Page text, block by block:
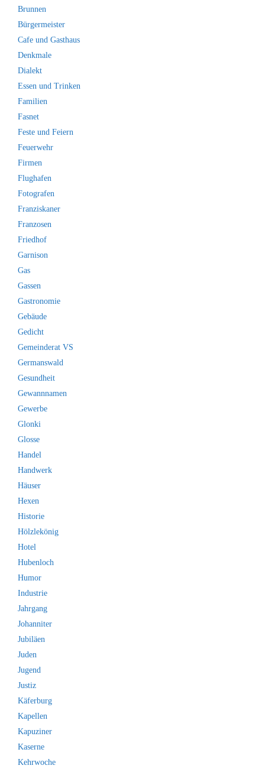
Brunnen
Bürgermeister
Cafe und Gasthaus
Denkmale
Dialekt
Essen und Trinken
Familien
Fasnet
Feste und Feiern
Feuerwehr
Firmen
Flughafen
Fotografen
Franziskaner
Franzosen
Friedhof
Garnison
Gas
Gassen
Gastronomie
Gebäude
Gedicht
Gemeinderat VS
Germanswald
Gesundheit
Gewannnamen
Gewerbe
Glonki
Glosse
Handel
Handwerk
Häuser
Hexen
Historie
Hölzlekönig
Hotel
Hubenloch
Humor
Industrie
Jahrgang
Johanniter
Jubiläen
Juden
Jugend
Justiz
Käferburg
Kapellen
Kapuziner
Kaserne
Kehrwoche